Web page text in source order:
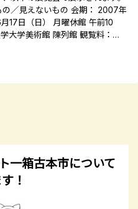
の／見えないもの 会期： 2007年
17日（日） 月曜休館 午前10
大学美術館 陳列館 観覧料：…
一箱古本市について
！